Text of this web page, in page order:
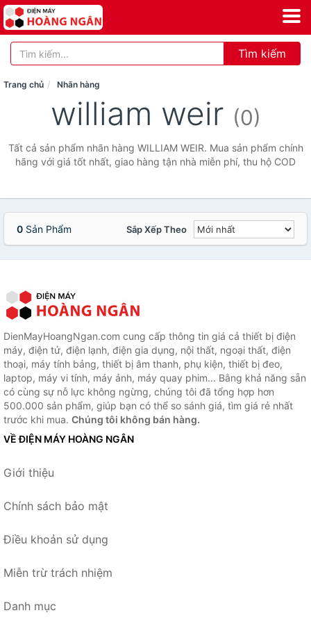
Tìm kiếm
Trang chủ Nhãn hàng
william weir (0)
Tất cả sản phẩm nhãn hàng WILLIAM WEIR. Mua sản phẩm chính
hãng với giá tốt nhất, giao hàng tận nhà miễn phí, thu hộ COD
0 Sản Phẩm Sắp Xếp Theo
DienMayHoangNgan.com cung cấp thông tin giá cả thiết bị điện
máy, điện tử, điện lạnh, điện gia dụng, nội thất, ngoại thất, điện
thoại, máy tính bảng, thiết bị âm thanh, phụ kiện, thiết bị đeo,
laptop, máy vi tính, máy ảnh, máy quay phim... Bằng khả năng sẵn
có cùng sự nỗ lực không ngừng, chúng tôi đã tổng hợp hơn
500.000 sản phẩm, giúp bạn có thể so sánh giá, tìm giá rẻ nhất
trước khi mua. Chúng tôi không bán hàng.
VỀ ĐIỆN MÁY HOÀNG NGÂN
Giới thiệu
Chính sách bảo mật
Điều khoản sử dụng
Miễn trừ trách nhiệm
Danh mục